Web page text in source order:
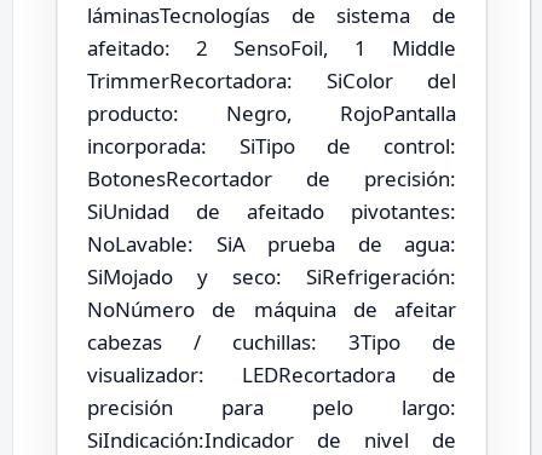
láminasTecnologías de sistema de
afeitado: 2 SensoFoil, 1 Middle
TrimmerRecortadora: SiColor del
producto: Negro, RojoPantalla
incorporada: SiTipo de control:
BotonesRecortador de precisión:
SiUnidad de afeitado pivotantes:
NoLavable: SiA prueba de agua:
SiMojado y seco: SiRefrigeración:
NoNúmero de máquina de afeitar
cabezas / cuchillas: 3Tipo de
visualizador: LEDRecortadora de
precisión para pelo largo:
SiIndicación:Indicador de nivel de